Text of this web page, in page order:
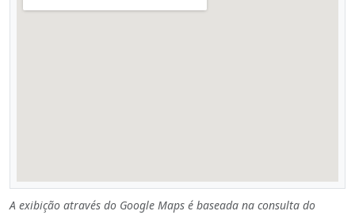
A exibição através do Google Maps é baseada na consulta do